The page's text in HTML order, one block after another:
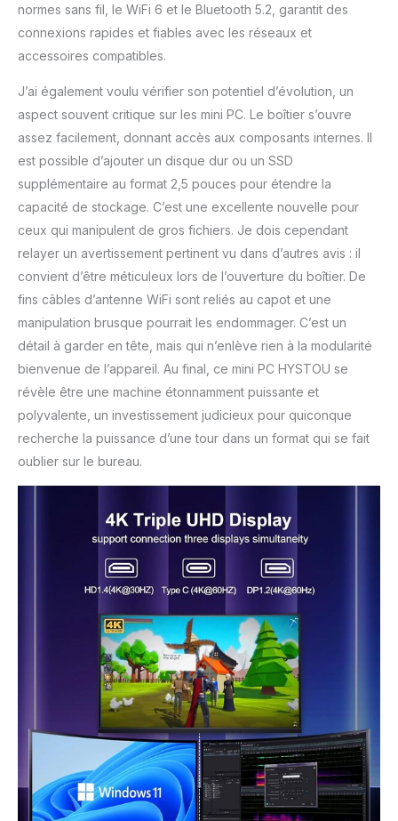
normes sans fil, le WiFi 6 et le Bluetooth 5.2, garantit des
connexions rapides et fiables avec les réseaux et
accessoires compatibles.
J’ai également voulu vérifier son potentiel d’évolution, un
aspect souvent critique sur les mini PC. Le boîtier s’ouvre
assez facilement, donnant accès aux composants internes. Il
est possible d’ajouter un disque dur ou un SSD
supplémentaire au format 2,5 pouces pour étendre la
capacité de stockage. C’est une excellente nouvelle pour
ceux qui manipulent de gros fichiers. Je dois cependant
relayer un avertissement pertinent vu dans d’autres avis : il
convient d’être méticuleux lors de l’ouverture du boîtier. De
fins câbles d’antenne WiFi sont reliés au capot et une
manipulation brusque pourrait les endommager. C’est un
détail à garder en tête, mais qui n’enlève rien à la modularité
bienvenue de l’appareil. Au final, ce mini PC HYSTOU se
révèle être une machine étonnamment puissante et
polyvalente, un investissement judicieux pour quiconque
recherche la puissance d’une tour dans un format qui se fait
oublier sur le bureau.